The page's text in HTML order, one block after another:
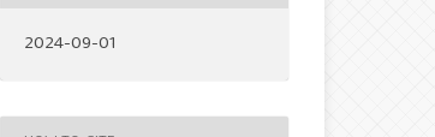
2024-09-01